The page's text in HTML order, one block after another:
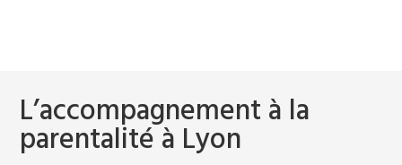
L’accompagnement à la
parentalité à Lyon